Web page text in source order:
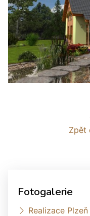
Zpět
Fotogalerie
Realizace